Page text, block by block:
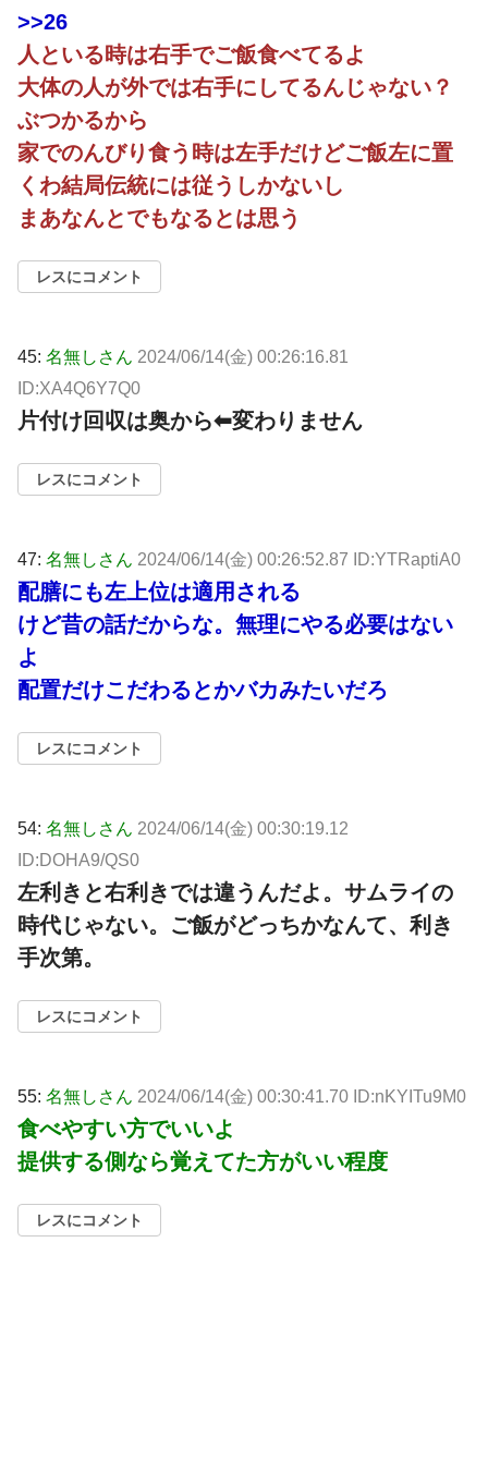
>>26
人といる時は右手でご飯食べてるよ
大体の人が外では右手にしてるんじゃない？
ぶつかるから
家でのんびり食う時は左手だけどご飯左に置
くわ結局伝統には従うしかないし
まあなんとでもなるとは思う
レスにコメント
45: 名無しさん 2024/06/14(金) 00:26:16.81
ID:XA4Q6Y7Q0
片付け回収は奥から⬅変わりません
レスにコメント
47: 名無しさん 2024/06/14(金) 00:26:52.87 ID:YTRaptiA0
配膳にも左上位は適用される
けど昔の話だからな。無理にやる必要はない
よ
配置だけこだわるとかバカみたいだろ
レスにコメント
54: 名無しさん 2024/06/14(金) 00:30:19.12
ID:DOHA9/QS0
左利きと右利きでは違うんだよ。サムライの
時代じゃない。ご飯がどっちかなんて、利き
手次第。
レスにコメント
55: 名無しさん 2024/06/14(金) 00:30:41.70 ID:nKYITu9M0
食べやすい方でいいよ
提供する側なら覚えてた方がいい程度
レスにコメント